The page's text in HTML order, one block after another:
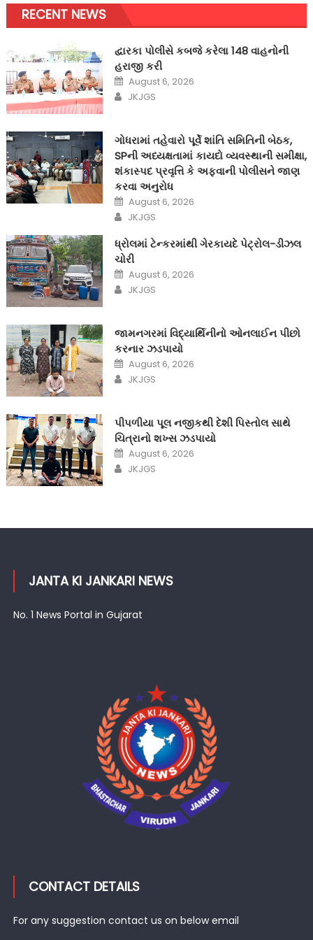
RECENT NEWS
દ્વારકા પોલીસે કબજે કરેલા 148 વાહનોની
હરાજી કરી
Posted
on
August 6, 2026
Author
JKJGS
ગોધરામાં તહેવારો પૂર્વે શાંતિ સમિતિની બેઠક,
SPની અધ્યક્ષતામાં કાયદો વ્યવસ્થાની સમીક્ષા,
શંકાસ્પદ પ્રવૃત્તિ કે અફવાની પોલીસને જાણ
કરવા અનુરોધ
Posted
on
August 6, 2026
Author
JKJGS
ધ્રોલમાં ટેન્કરમાંથી ગેરકાયદે પેટ્રોલ-ડીઝલ
ચોરી
Posted
on
August 6, 2026
Author
JKJGS
જામનગરમાં વિદ્યાર્થિનીનો ઓનલાઈન પીછો
કરનાર ઝડપાયો
Posted
on
August 6, 2026
Author
JKJGS
પીપળીયા પૂલ નજીકથી દેશી પિસ્તોલ સાથે
ચિત્રાનો શખ્સ ઝડપાયો
Posted
on
August 6, 2026
Author
JKJGS
JANTA KI JANKARI NEWS
No. 1 News Portal in Gujarat
CONTACT DETAILS
For any suggestion contact us on below email